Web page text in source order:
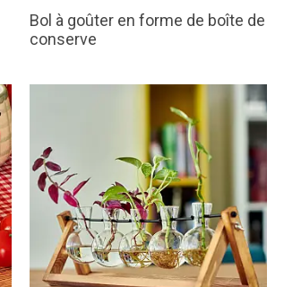
Bol à goûter en forme de boîte de
conserve